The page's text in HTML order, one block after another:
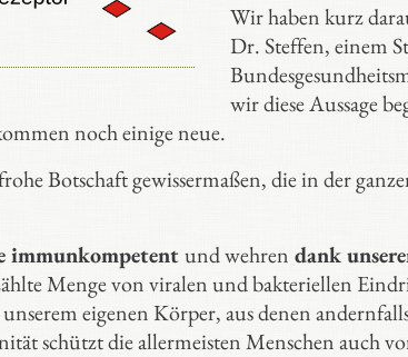
Wir haben kurz
Dr. Steffen, einem
wir diese Aussage
noch einige neue.
Botschaft gewissermaßen, die in der
immunkompetentund wehren dank
Menge von viralen und bakteriellen
eigenen Körper, aus denen
schützt die allermeisten Menschen auch